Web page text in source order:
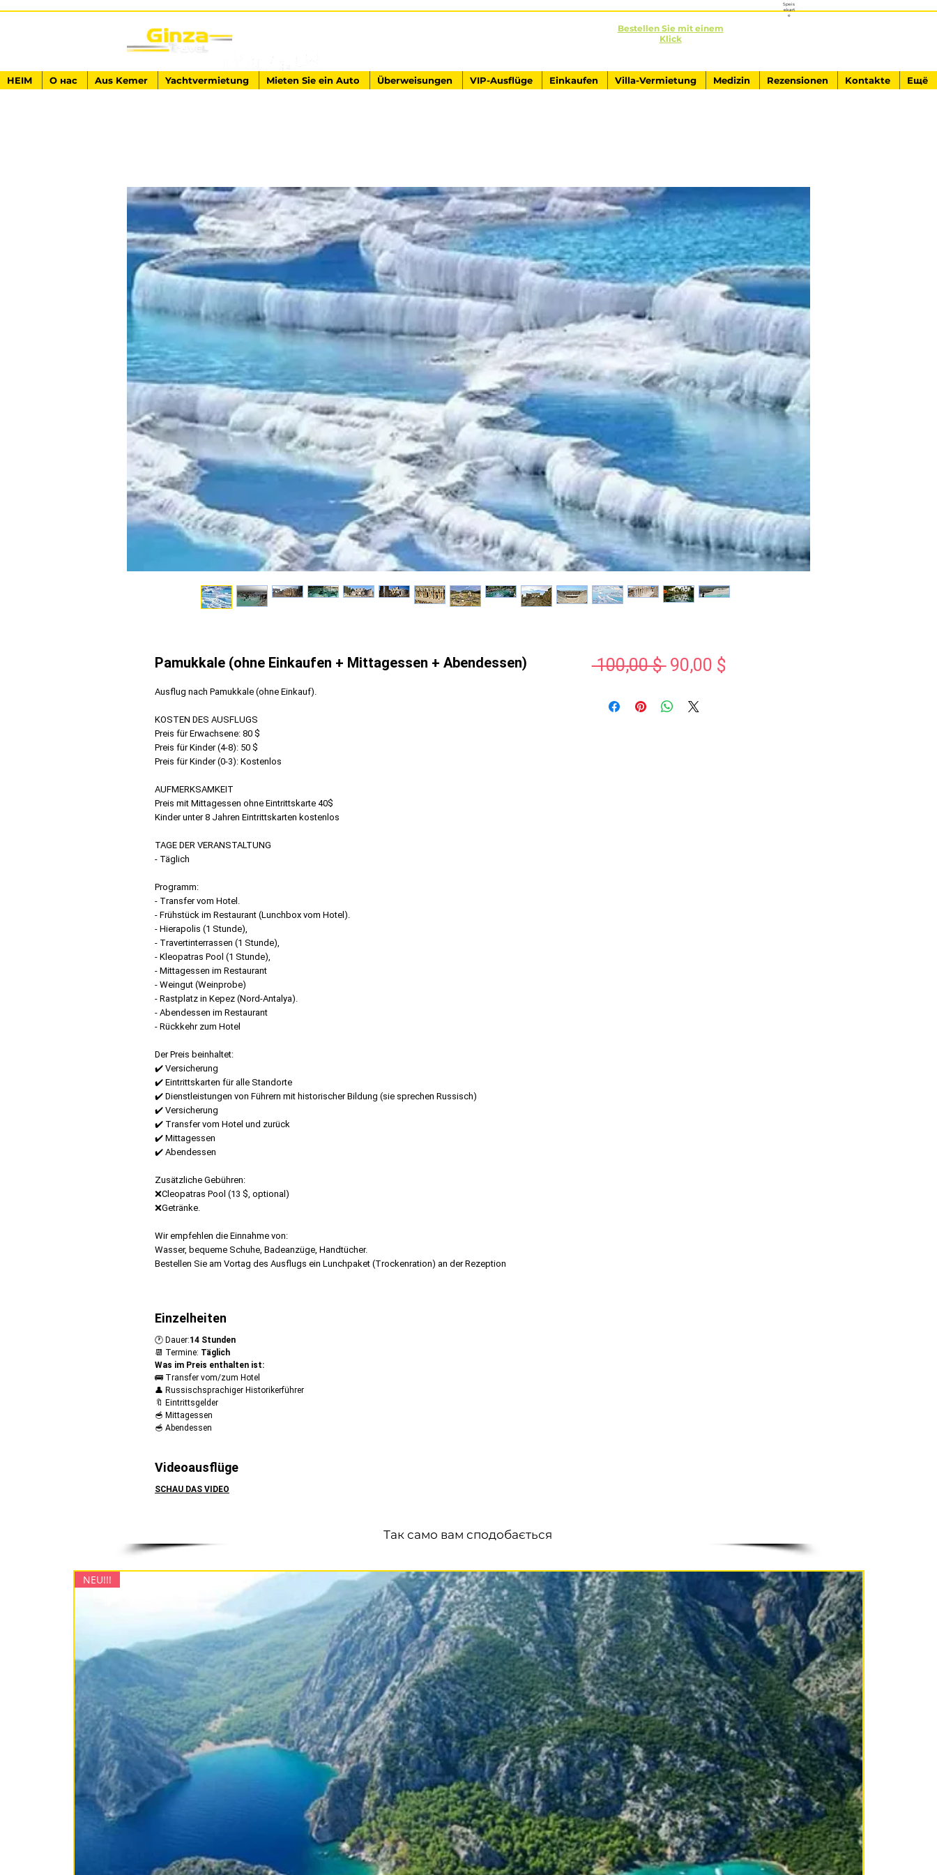
Speis
ekart
e
Bestellen Sie mit einem
Klick
HEIM О нас Aus Kemer Yachtvermietung Mieten Sie ein Auto Überweisungen VIP-Ausflüge Einkaufen Villa-Vermietung Medizin Rezensionen Kontakte Ещё
Pamukkale (ohne Einkaufen + Mittagessen + Abendessen)
Ausflug nach Pamukkale (ohne Einkauf).
KOSTEN DES AUSFLUGS
Preis für Erwachsene: 80 $
Preis für Kinder (4-8): 50 $
Preis für Kinder (0-3): Kostenlos
AUFMERKSAMKEIT
Preis mit Mittagessen ohne Eintrittskarte 40$
Kinder unter 8 Jahren Eintrittskarten kostenlos
TAGE DER VERANSTALTUNG
- Täglich
Programm:
- Transfer vom Hotel.
- Frühstück im Restaurant (Lunchbox vom Hotel).
- Hierapolis (1 Stunde),
- Travertinterrassen (1 Stunde),
- Kleopatras Pool (1 Stunde),
- Mittagessen im Restaurant
- Weingut (Weinprobe)
- Rastplatz in Kepez (Nord-Antalya).
- Abendessen im Restaurant
- Rückkehr zum Hotel
Der Preis beinhaltet:
✔️ Versicherung
✔️ Eintrittskarten für alle Standorte
✔️ Dienstleistungen von Führern mit historischer Bildung (sie sprechen Russisch)
✔️ Versicherung
✔️ Transfer vom Hotel und zurück
✔️ Mittagessen
✔️ Abendessen
Zusätzliche Gebühren:
❌Cleopatras Pool (13 $, optional)
❌Getränke.
Wir empfehlen die Einnahme von:
Wasser, bequeme Schuhe, Badeanzüge, Handtücher.
Bestellen Sie am Vortag des Ausflugs ein Lunchpaket (Trockenration) an der Rezeption
Einzelheiten
🕐 Dauer:14 Stunden
📆 Termine: Täglich
Was im Preis enthalten ist:
​​🚌 Transfer vom/zum Hotel
👤 Russischsprachiger Historikerführer
🔖 Eintrittsgelder
🥣​ Mittagessen
🥣​ Abendessen
Videoausflüge
SCHAU DAS VIDEO
100,00 $ Standardpreis
90,00 $Sale-
Так само вам сподобається
NEU!!!